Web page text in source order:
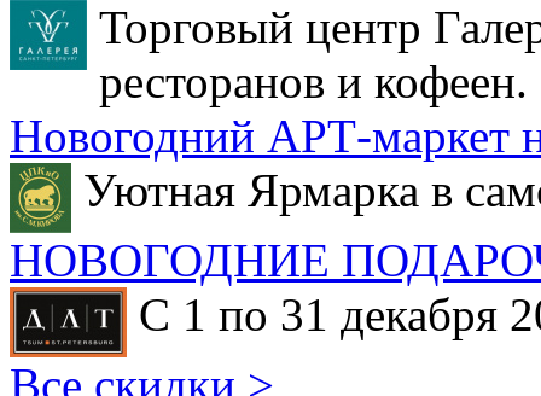
Торговый центр
ресторанов и кофеен.
Новогодний АРТ-маркет
Уютная Ярмарка в
НОВОГОДНИЕ
С 1 по 31 декабря
Все скидки >